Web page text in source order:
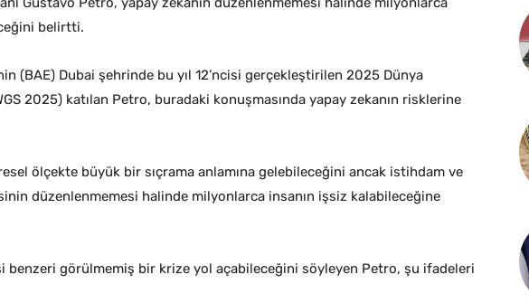
belirtti.
(BAE) Dubai şehrinde bu yıl 12’ncisi gerçekleştirilen 2025 Dünya
2025) katılan Petro, buradaki konuşmasında yapay zekanın risklerine
ölçekte büyük bir sıçrama anlamına gelebileceğini ancak istihdam ve
düzenlenmemesi halinde milyonlarca insanın işsiz kalabileceğine
benzeri görülmemiş bir krize yol açabileceğini söyleyen Petro, şu ifadeleri